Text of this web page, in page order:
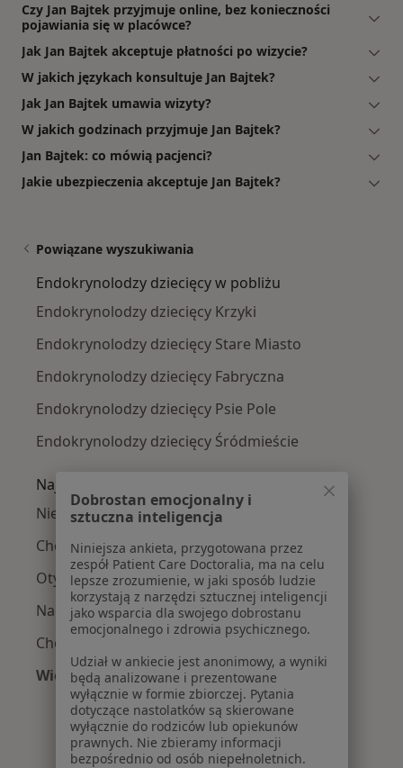
Czy Jan Bajtek przyjmuje online, bez konieczności
pojawiania się w placówce?
Jak Jan Bajtek akceptuje płatności po wizycie?
W jakich językach konsultuje Jan Bajtek?
Jak Jan Bajtek umawia wizyty?
W jakich godzinach przyjmuje Jan Bajtek?
Jan Bajtek: co mówią pacjenci?
Jakie ubezpieczenia akceptuje Jan Bajtek?
Powiązane wyszukiwania
Endokrynolodzy dziecięcy w pobliżu
Endokrynolodzy dziecięcy Krzyki
Endokrynolodzy dziecięcy Stare Miasto
Endokrynolodzy dziecięcy Fabryczna
Endokrynolodzy dziecięcy Psie Pole
Endokrynolodzy dziecięcy Śródmieście
Najczęście leczone choroby
Niedoczynność tarczycy w Wrocławiu
Choroby tarczycy w Wrocławiu
Otyłość w Wrocławiu
Nadczynność tarczycy w Wrocławiu
Choroba Hashimoto w Wrocławiu
Więcej (15)
Więcej w kategorii: Najczęście leczone
Dobrostan emocjonalny i
sztuczna inteligencja
Niniejsza ankieta, przygotowana przez
zespół Patient Care Doctoralia, ma na celu
lepsze zrozumienie, w jaki sposób ludzie
korzystają z narzędzi sztucznej inteligencji
jako wsparcia dla swojego dobrostanu
emocjonalnego i zdrowia psychicznego.
Udział w ankiecie jest anonimowy, a wyniki
będą analizowane i prezentowane
wyłącznie w formie zbiorczej. Pytania
dotyczące nastolatków są skierowane
wyłącznie do rodziców lub opiekunów
prawnych. Nie zbieramy informacji
bezpośrednio od osób niepełnoletnich.